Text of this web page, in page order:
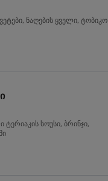
ნაღების ყველი, ტობიკო
სოუსი, ბრინჯი,